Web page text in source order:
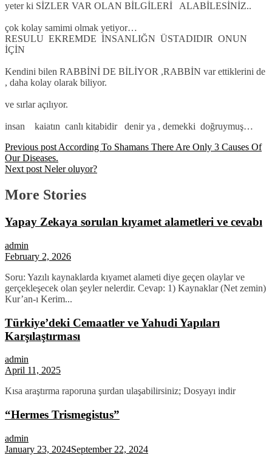
yeter ki SİZLER VAR OLAN BİLGİLERİ ALABİLESİNİZ..
çok kolay samimi olmak yetiyor…
RESULU EKREMDE İNSANLIĞN ÜSTADIDIR ONUN
İÇİN
Kendini bilen RABBİNİ DE BİLİYOR ,RABBİN var ettiklerini de
, daha kolay olarak biliyor.
ve sırlar açılıyor.
insan kaiatın canlı kitabidir denir ya , demekki doğruymuş…
Previous postAccording To Shamans There Are Only 3 Causes Of
Our Diseases.
Next post Neler oluyor?
More Stories
Yapay Zekaya sorulan kıyamet alametleri ve cevabı
admin
February 2, 2026
Soru: Yazılı kaynaklarda kıyamet alameti diye geçen olaylar ve
gerçekleşecek olan şeyler nelerdir. Cevap: 1) Kaynaklar (Net zemin)
Kur’an-ı Kerim...
Türkiye’deki Cemaatler ve Yahudi Yapıları
Karşılaştırması
admin
April 11, 2025
Kısa araştırma raporuna şurdan ulaşabilirsiniz; Dosyayı indir
“Hermes Trismegistus”
admin
January 23, 2024September 22, 2024